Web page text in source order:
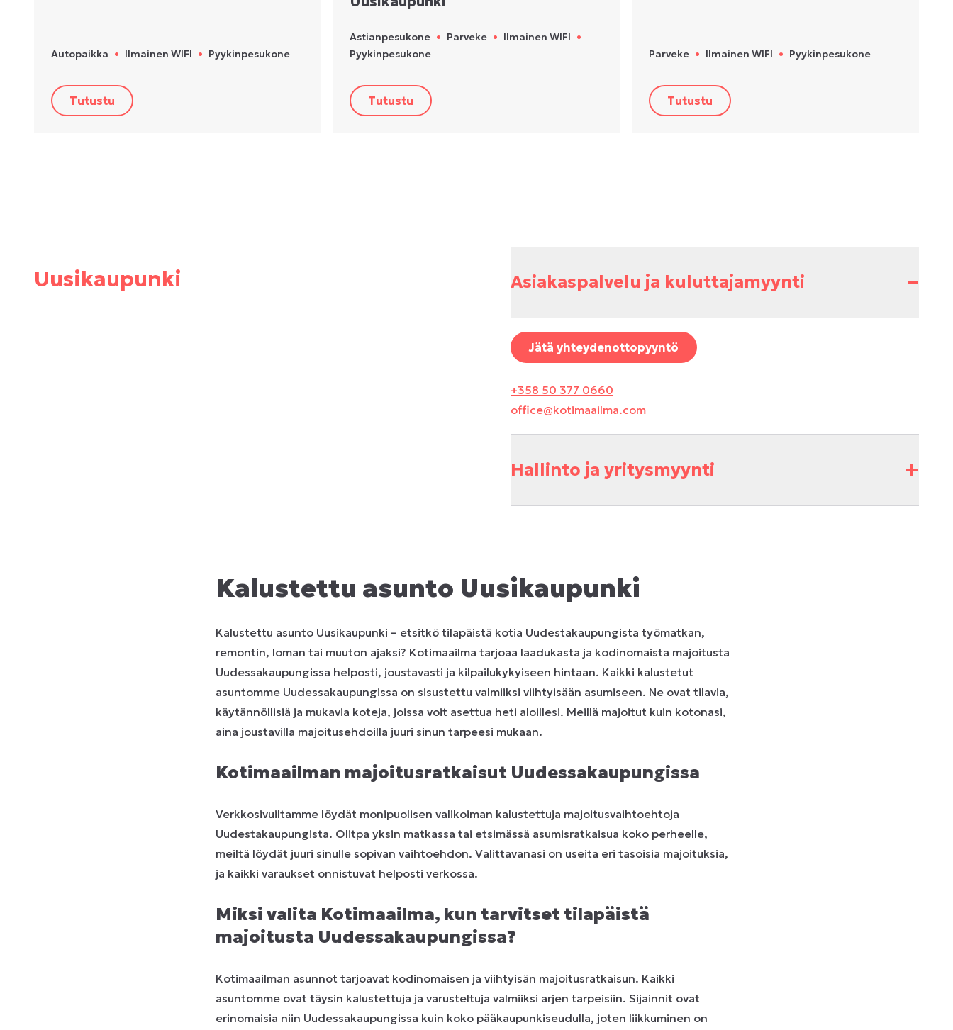
Autopaikka • Ilmainen WIFI • Pyykinpesukone
Tutustu
Astianpesukone • Parveke • Ilmainen WIFI •
Pyykinpesukone
Tutustu
Parveke • Ilmainen WIFI • Pyykinpesukone
Tutustu
Uusikaupunki Asiakaspalvelu ja kuluttajamyynti –
Jätä yhteydenottopyyntö
+358 50 377 0660
office@kotimaailma.com
Hallinto ja yritysmyynti +
Kalustettu asunto Uusikaupunki
Kalustettu asunto Uusikaupunki – etsitkö tilapäistä kotia Uudestakaupungista työmatkan,
remontin, loman tai muuton ajaksi? Kotimaailma tarjoaa laadukasta ja kodinomaista majoitusta
Uudessakaupungissa helposti, joustavasti ja kilpailukykyiseen hintaan. Kaikki kalustetut
asuntomme Uudessakaupungissa on sisustettu valmiiksi viihtyisään asumiseen. Ne ovat tilavia,
käytännöllisiä ja mukavia koteja, joissa voit asettua heti aloillesi. Meillä majoitut kuin kotonasi,
aina joustavilla majoitusehdoilla juuri sinun tarpeesi mukaan.
Kotimaailman majoitusratkaisut Uudessakaupungissa
Verkkosivuiltamme löydät monipuolisen valikoiman kalustettuja majoitusvaihtoehtoja
Uudestakaupungista. Olitpa yksin matkassa tai etsimässä asumisratkaisua koko perheelle,
meiltä löydät juuri sinulle sopivan vaihtoehdon. Valittavanasi on useita eri tasoisia majoituksia,
ja kaikki varaukset onnistuvat helposti verkossa.
Miksi valita Kotimaailma, kun tarvitset tilapäistä
majoitusta Uudessakaupungissa?
Kotimaailman asunnot tarjoavat kodinomaisen ja viihtyisän majoitusratkaisun. Kaikki
asuntomme ovat täysin kalustettuja ja varusteltuja valmiiksi arjen tarpeisiin. Sijainnit ovat
erinomaisia niin Uudessakaupungissa kuin koko pääkaupunkiseudulla, joten liikkuminen on